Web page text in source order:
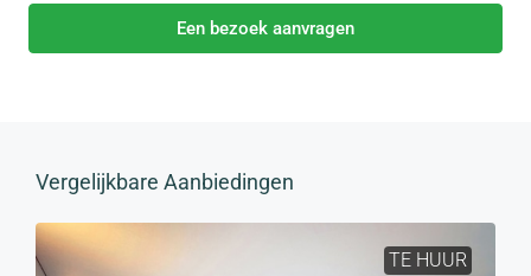
Een bezoek aanvragen
Vergelijkbare Aanbiedingen
TE HUUR